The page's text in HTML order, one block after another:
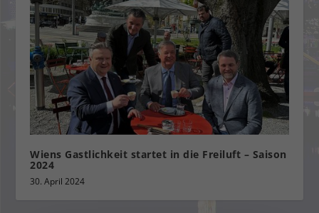
Wiens Gastlichkeit startet in die Freiluft – Saison
2024
30. April 2024